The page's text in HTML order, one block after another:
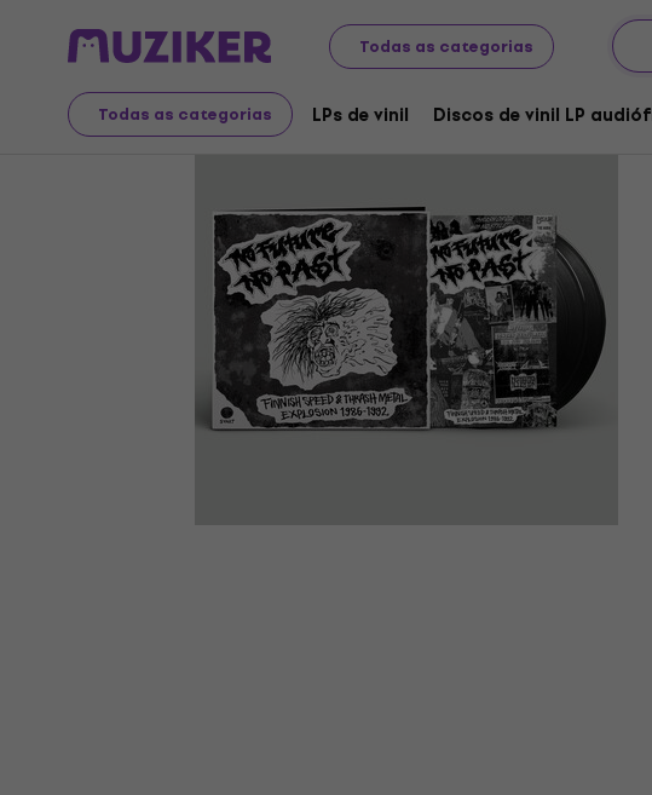
Todas as categorias
Todas as categorias LPs de vinil Discos de vinil LP
Discos LP e CDs LPs de vinil